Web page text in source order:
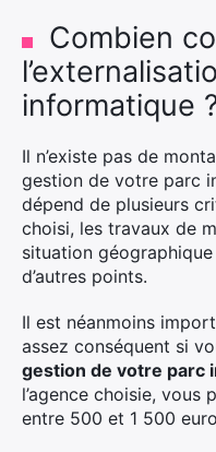
Combien
informatique
Il n’existe pas de
gestion de votre parc
dépend de plusieurs
choisi, les travaux de
situation
d’autres points.
Il est néanmoins
assez conséquent si
gestion de votre parc
l’agence choisie, vous
entre 500 et 1 500